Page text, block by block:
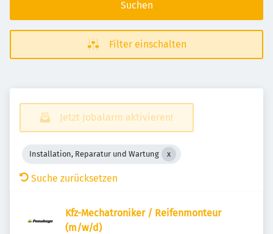
Suchen
Filter einschalten
Jetzt Jobalarm aktivieren!
Installation, Reparatur und Wartung
Suche zurücksetzen
Kfz-Mechatroniker / Reifenmonteur
(m/w/d)